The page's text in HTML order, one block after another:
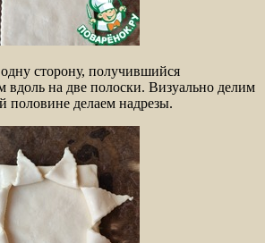
сторону, получившийся
вдоль на две полоски. Визуально делим
половине делаем надрезы.